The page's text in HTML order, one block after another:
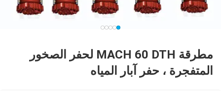
مطرقة MACH 60 DTH لحفر الصخور
المتفجرة ، حفر آبار المياه